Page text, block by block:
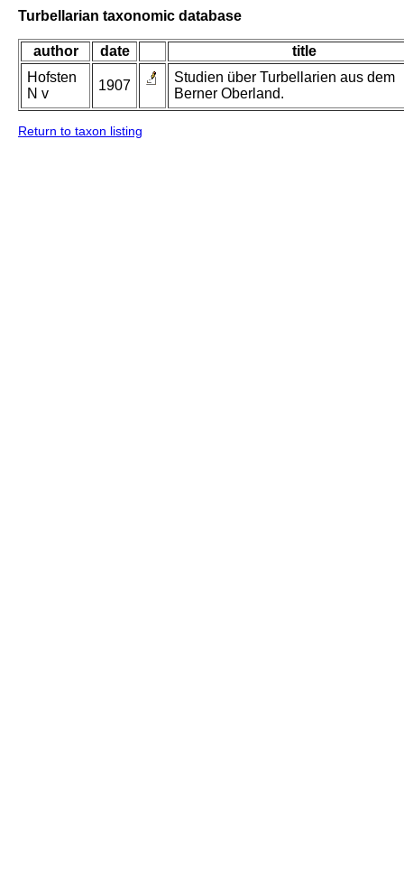
Turbellarian taxonomic database
author date
title
Hofsten
N v
1907
Studien über Turbellarien aus dem
Berner Oberland.
Return to taxon listing